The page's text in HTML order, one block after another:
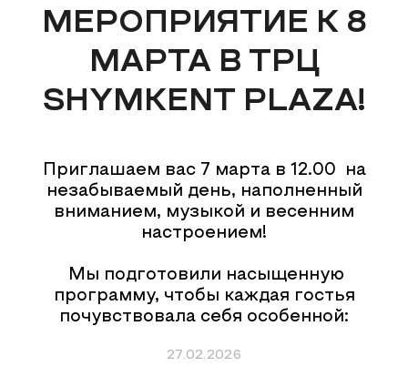
МЕРОПРИЯТИЕ К 8
МАРТА В ТРЦ
SHYMKENT PLAZA!
Приглашаем вас 7 марта в 12.00 на
незабываемый день, наполненный
вниманием, музыкой и весенним
настроением!
Мы подготовили насыщенную
программу, чтобы каждая гостья
почувствовала себя особенной:
27.02.2026